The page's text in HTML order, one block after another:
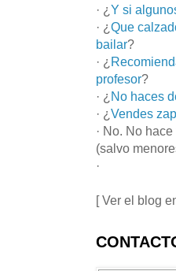
· ¿ Y si
· ¿ Que
bailar?
· ¿
profesor?
· ¿ No haces
· ¿ Vendes
· No. No
(salvo
·
[ Ver el blog